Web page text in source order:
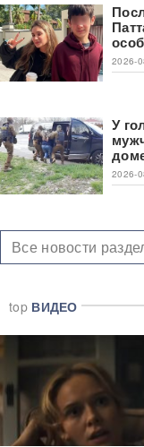
2026-
У
2026-
Все новости
top ВИДЕО